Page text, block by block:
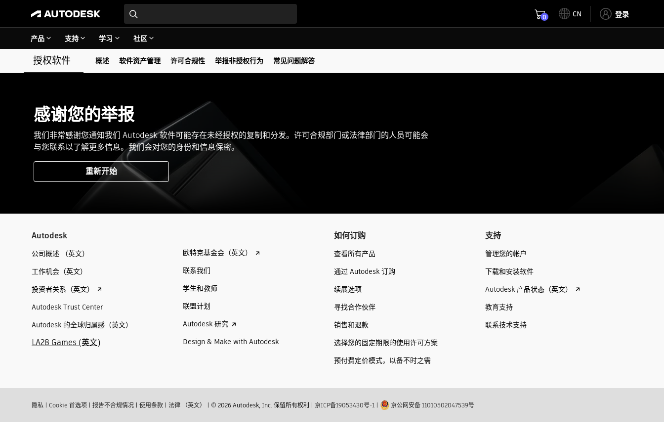
0 CN 登录
产品 支持 学习 社区
授权软件 概述 软件资产管理 许可合规性 举报非授权行为 常见问题解答
感谢您的举报
我们非常感谢您通知我们 Autodesk 软件可能存在未经授权的复制和分发。许可合规部门或法律部门的人员可能会
与您联系以了解更多信息。我们会对您的身份和信息保密。
重新开始
Autodesk
公司概述 （英文）
工作机会（英文）
投资者关系（英文）
Autodesk Trust Center
Autodesk 的全球归属感（英文）
LA28 Games (英文)
欧特克基金会（英文）
联系我们
学生和教师
联盟计划
Autodesk 研究
Design & Make with Autodesk
如何订购
查看所有产品
通过 Autodesk 订购
续展选项
寻找合作伙伴
销售和退款
选择您的固定期限的使用许可方案
预付费定价模式，以备不时之需
支持
管理您的帐户
下载和安装软件
Autodesk 产品状态（英文）
教育支持
联系技术支持
隐私 | Cookie 首选项 | 报告不合规情况 | 使用条款 | 法律 （英文） | © 2026 Autodesk, Inc. 保留所有权利 | 京ICP备19053430号-1 | 京公网安备 11010502047539号